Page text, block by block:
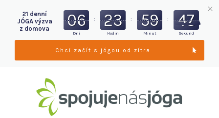
21 denní
JÓGA výzva
z domova
06
Dní
: 23
Hodin
: 59
Minut
: 46
Sekund
Chci začít s jógou od zítra